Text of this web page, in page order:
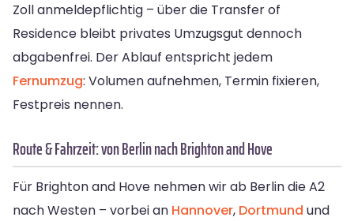
Zoll anmeldepflichtig – über die Transfer of
Residence bleibt privates Umzugsgut dennoch
abgabenfrei. Der Ablauf entspricht jedem
Fernumzug: Volumen aufnehmen, Termin fixieren,
Festpreis nennen.
Route & Fahrzeit: von Berlin nach Brighton and Hove
Für Brighton and Hove nehmen wir ab Berlin die A2
nach Westen – vorbei an Hannover, Dortmund und